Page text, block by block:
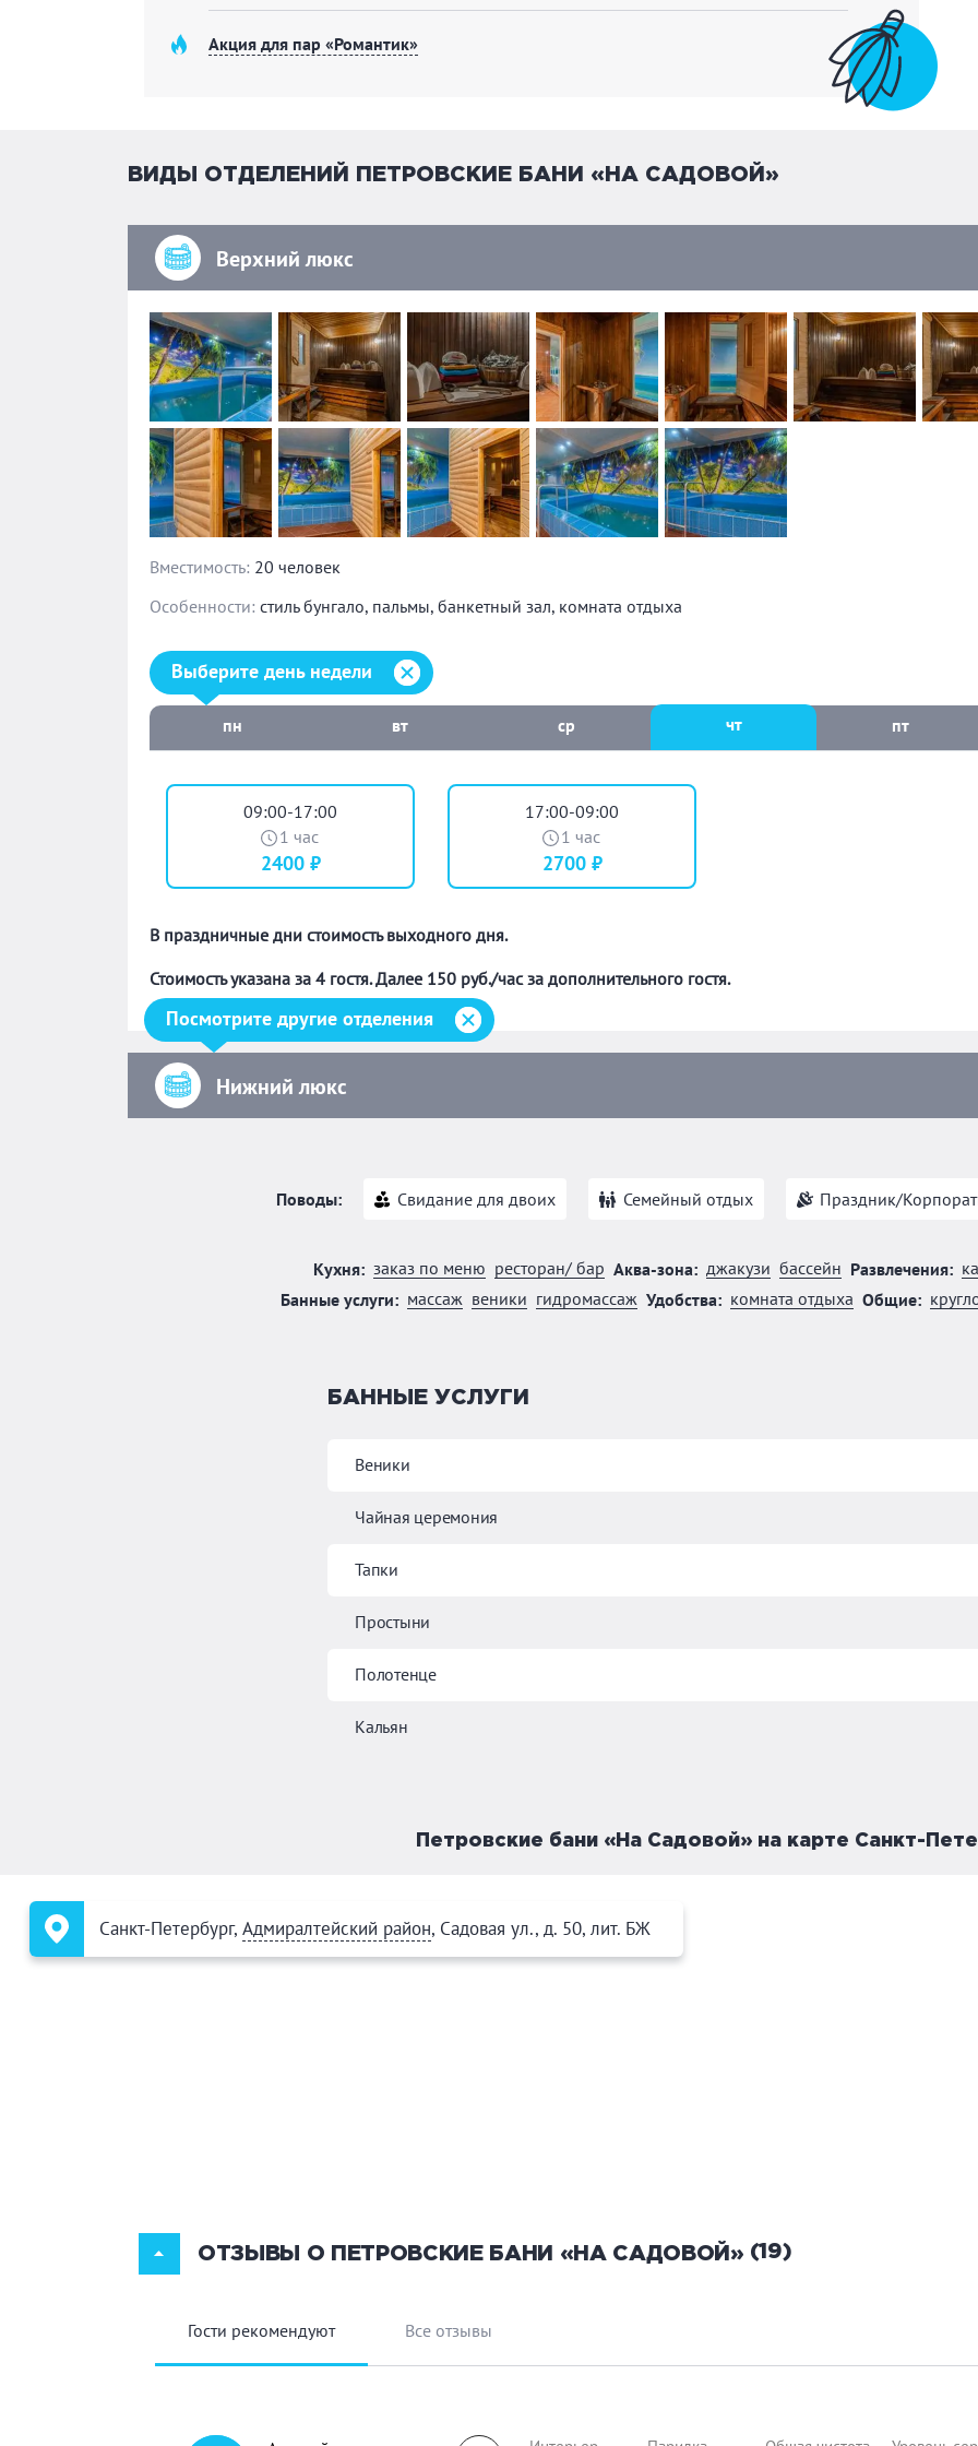
Акция для пар «Романтик»
ВИДЫ ОТДЕЛЕНИЙ ПЕТРОВСКИЕ БАНИ «НА САДОВОЙ»
Верхний люкс
Вместимость: 20 человек
Особенности: стиль бунгало, пальмы, банкетный зал, комната отдыха
Выберите день недели:
Выберите день недели
пн вт ср чт пт
09:00-17:00
1 час
2400 ₽
17:00-09:00
1 час
2700 ₽
В праздничные дни стоимость выходного дня.
Стоимость указана за 4 гостя. Далее 150 руб./час за дополнительного гостя.
Посмотрите другие отделения
Нижний люкс
Поводы: Свидание для двоих Семейный отдых Праздник/
Кухня: заказ по меню ресторан/ бар Аква-зона: джакузи бассейн Развлечения:
Банные услуги: массаж веники гидромассаж Удобства: комната отдыха Общие:
БАННЫЕ УСЛУГИ
Веники
Чайная церемония
Тапки
Простыни
Полотенце
Кальян
Петровские бани «На Садовой» на карте Санкт-
Санкт-Петербург, Адмиралтейский район, Садовая ул., д. 50, лит. БЖ
ОТЗЫВЫ О ПЕТРОВСКИЕ БАНИ «НА САДОВОЙ» (19)
Гости рекомендуют Все отзывы